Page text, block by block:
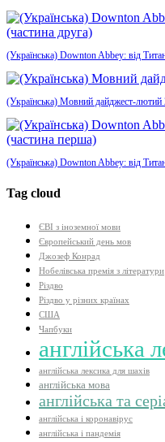
(Українська) Downton Abbey: від
(Українська) Мовний дайджест-лютий
(Українська) Downton Abbey: від
Tag cloud
ЄВІ з іноземної мови
Європейський день мов
Джозеф Конрад
Нобелівська премія з літератури
Різдво
Різдво у різних країнах
США
Чапбуки
англійська
англійська лексика для шахів
англійська мова
англійська та
англійська і коронавірус
англійська і пандемія